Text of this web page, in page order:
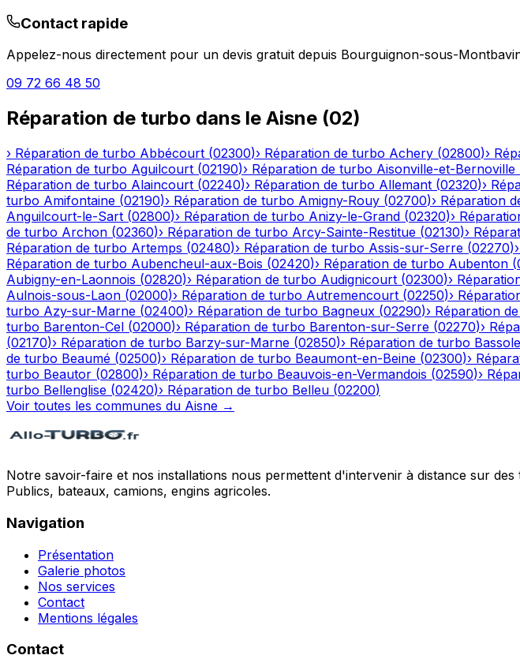
Contact rapide
Appelez-nous directement pour un devis gratuit depuis Bourguignon-sous-
09 72 66 48 50
Réparation de turbo dans le Aisne (02)
› Réparation de turbo Abbécourt (02300)› Réparation de turbo Achery (02800)›
Réparation de turbo Aguilcourt (02190)› Réparation de turbo Aisonville-et-Bernoville
Réparation de turbo Alaincourt (02240)› Réparation de turbo Allemant (02320)›
turbo Amifontaine (02190)› Réparation de turbo Amigny-Rouy (02700)› Réparation
Anguilcourt-le-Sart (02800)› Réparation de turbo Anizy-le-Grand (02320)›
de turbo Archon (02360)› Réparation de turbo Arcy-Sainte-Restitue (02130)›
Réparation de turbo Artemps (02480)› Réparation de turbo Assis-sur-Serre (02270)›
Réparation de turbo Aubencheul-aux-Bois (02420)› Réparation de turbo Aubenton (
Aubigny-en-Laonnois (02820)› Réparation de turbo Audignicourt (02300)›
Aulnois-sous-Laon (02000)› Réparation de turbo Autremencourt (02250)›
turbo Azy-sur-Marne (02400)› Réparation de turbo Bagneux (02290)› Réparation
turbo Barenton-Cel (02000)› Réparation de turbo Barenton-sur-Serre (02270)›
(02170)› Réparation de turbo Barzy-sur-Marne (02850)› Réparation de turbo
de turbo Beaumé (02500)› Réparation de turbo Beaumont-en-Beine (02300)›
turbo Beautor (02800)› Réparation de turbo Beauvois-en-Vermandois (02590)›
turbo Bellenglise (02420)› Réparation de turbo Belleu (02200)
Voir toutes les communes du Aisne →
Notre savoir-faire et nos installations nous permettent d'intervenir à distance sur
Publics, bateaux, camions, engins agricoles.
Navigation
Présentation
Galerie photos
Nos services
Contact
Mentions légales
Contact